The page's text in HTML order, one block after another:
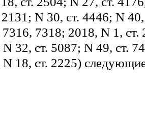
N 30, ст. 4446; N
7316, 7318; 2018, N 1, ст.
32, ст. 5087; N 49, ст.
N 18, ст. 2225)